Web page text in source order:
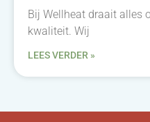
Bij Wellheat draait alles
kwaliteit. Wij
LEES VERDER »